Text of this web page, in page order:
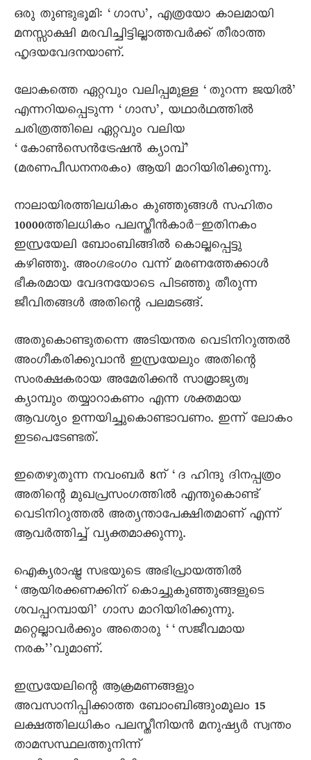
ഒരു തുണ്ടുഭൂമി: ‘ഗാസ’, എത്രയോ കാലമായി
മനസ്സാക്ഷി മരവിച്ചിട്ടില്ലാത്തവർക്ക് തീരാത്ത
ഹൃദയവേദനയാണ്.
ലോകത്തെ ഏറ്റവും വലിപ്പമുള്ള ‘തുറന്ന ജയിൽ’
എന്നറിയപ്പെടുന്ന ‘ഗാസ’, യഥാർഥത്തിൽ
ചരിത്രത്തിലെ ഏറ്റവും വലിയ
‘കോൺസെൻട്രേഷൻ ക്യാമ്പ്’
(മരണപീഡനനരകം) ആയി മാറിയിരിക്കുന്നു.
നാലായിരത്തിലധികം കുഞ്ഞുങ്ങൾ സഹിതം
10000ത്തിലധികം പലസ്തീൻകാർ–ഇതിനകം
ഇസ്രയേലി ബോംബിങ്ങിൽ കൊല്ലപ്പെട്ടു
കഴിഞ്ഞു. അംഗഭംഗം വന്ന് മരണത്തേക്കാൾ
ഭീകരമായ വേദനയോടെ പിടഞ്ഞു തീരുന്ന
ജീവിതങ്ങൾ അതിന്റെ പലമടങ്ങ്.
അതുകൊണ്ടുതന്നെ അടിയന്തര വെടിനിറുത്തൽ
അംഗീകരിക്കുവാൻ ഇസ്രയേലും അതിന്റെ
സംരക്ഷകരായ അമേരിക്കൻ സാമ്രാജ്യത്വ
ക്യാമ്പും തയ്യാറാകണം എന്ന ശക്തമായ
ആവശ്യം ഉന്നയിച്ചുകൊണ്ടാവണം. ഇന്ന് ലോകം
ഇടപെടേണ്ടത്.
ഇതെഴുതുന്ന നവംബർ 8ന് ‘ദ ഹിന്ദു ദിനപ്പത്രം
അതിന്റെ മുഖപ്രസംഗത്തിൽ എന്തുകൊണ്ട്
വെടിനിറുത്തൽ അത്യന്താപേക്ഷിതമാണ് എന്ന്
ആവർത്തിച്ച് വ്യക്തമാക്കുന്നു.
ഐക്യരാഷ്ട്ര സഭയുടെ അഭിപ്രായത്തിൽ
‘ആയിരക്കണക്കിന് കൊച്ചുകുഞ്ഞുങ്ങളുടെ
ശവപ്പറമ്പായി’ ഗാസ മാറിയിരിക്കുന്നു.
മറ്റെല്ലാവർക്കും അതൊരു ‘‘സജീവമായ
നരക’’വുമാണ്.
ഇസ്രയേലിന്റെ ആക്രമണങ്ങളും
അവസാനിപ്പിക്കാത്ത ബോംബിങ്ങുംമൂലം 15
ലക്ഷത്തിലധികം പലസ്തീനിയൻ മനുഷ്യർ സ്വന്തം
താമസസ്ഥലത്തുനിന്ന്